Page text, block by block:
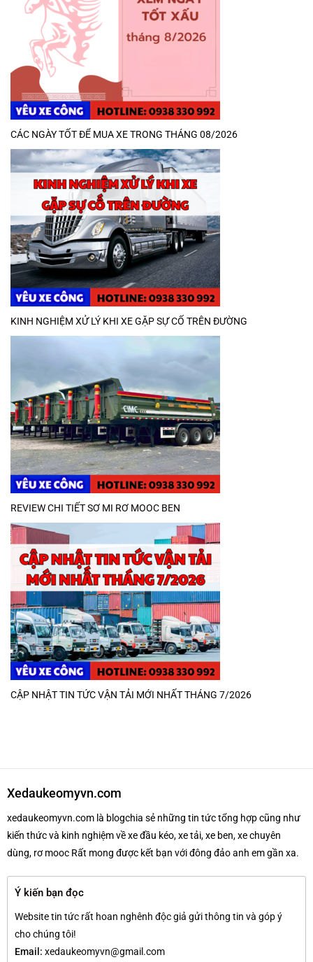
CÁC NGÀY TỐT ĐỂ MUA XE TRONG THÁNG 08/2026
KINH NGHIỆM XỬ LÝ KHI XE GẶP SỰ CỐ TRÊN ĐƯỜNG
REVIEW CHI TIẾT SƠ MI RƠ MOOC BEN
CẬP NHẬT TIN TỨC VẬN TẢI MỚI NHẤT THÁNG 7/2026
Xedaukeomyvn.com
xedaukeomyvn.com là blogchia sẻ những tin tức tổng hợp cũng như
kiến thức và kinh nghiệm về xe đầu kéo, xe tải, xe ben, xe chuyên
dùng, rơ mooc Rất mong được kết bạn với đông đảo anh em gần xa.
Ý kiến bạn đọc
Website tin tức rất hoan nghênh độc giả gửi thông tin và góp ý
cho chúng tôi!
Email: xedaukeomyvn@gmail.com